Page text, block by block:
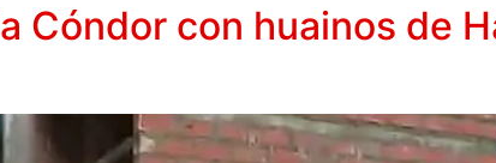
Cóndor con huainos de